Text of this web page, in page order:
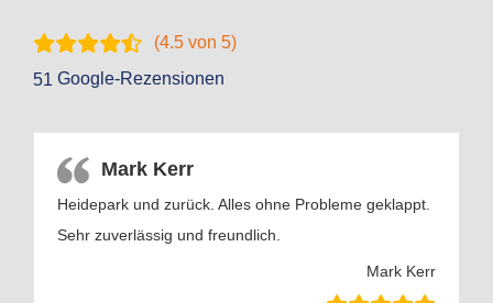
(4.5 von 5)
51 Google-Rezensionen
Mark Kerr
Heidepark und zurück. Alles ohne Probleme geklappt.
Sehr zuverlässig und freundlich.
Mark Kerr